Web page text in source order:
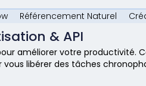
Référencement Naturel
& API
améliorer votre productivité.
vous libérer des tâches